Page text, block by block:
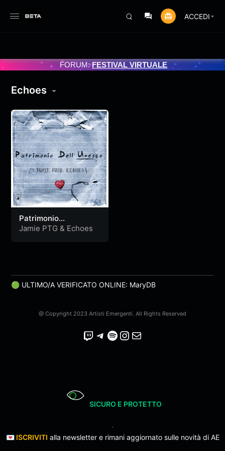
ACCEDI
FORUM:FESTIVAL VIRTUALE
Echoes
Patrimonio
Dell’Unesco
Jamie PTG & Echoes
🟢 ULTIMO/A VERIFICATO ONLINE: MaryDB
@ Copyright 2023 Artisti Emergenti. All Rights Reserved
Twitch Telegram Spotify Instagram Email
SICURO E PROTETTO
💌 ISCRIVITI alla newsletter e rimani aggiornato sulle novità di AE